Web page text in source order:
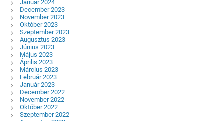
Január 2024
December 2023
November 2023
Október 2023
Szeptember 2023
Augusztus 2023
Június 2023
Május 2023
Április 2023
Március 2023
Február 2023
Január 2023
December 2022
November 2022
Október 2022
Szeptember 2022